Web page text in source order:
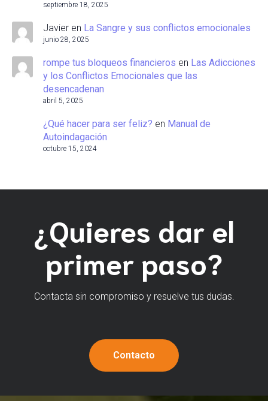
septiembre 18, 2025
Javier en La Sangre y sus conflictos emocionales
junio 28, 2025
rompe tus bloqueos financieros en Las Adicciones
y los Conflictos Emocionales que las
desencadenan
abril 5, 2025
¿Qué hacer para ser feliz? en Manual de
Autoindagación
octubre 15, 2024
¿Quieres dar el
primer paso?
Contacta sin compromiso y resuelve tus dudas.
Contacto